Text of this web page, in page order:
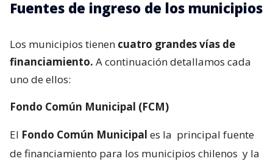
Fuentes de ingreso de los municipios
Los municipios tienen cuatro grandes vías de
financiamiento. A continuación detallamos cada
uno de ellos:
Fondo Común Municipal (FCM)
El Fondo Común Municipal es la principal fuente
de financiamiento para los municipios chilenos y la